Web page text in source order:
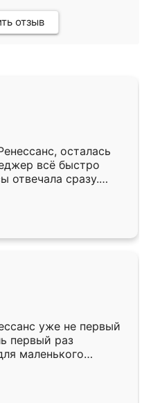
отзыв
осталась
всё быстро
отвечала сразу.
подошёл к
Собрали
аккуратно, даже
уже не первый
первый раз
маленького
,во второй раз
качеству очень
быстрая,